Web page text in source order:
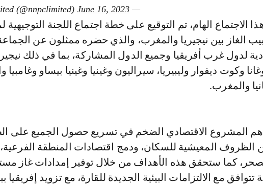
— NNPC Limited (@nnpclimited)
June 16, 2023
الاجتماع الهام، تم التوقيع على خطة اجتماع اللجنة
الغاز بين نيجيريا والمغرب، والذي حضره ممثلون عن
لدول غرب أفريقيا وجميع الدول المشاركة، بما في ذلك
وكوت ديفوار وليبيريا، سيراليون وغينيا وغينيا بيساو وغامبيا
والمغرب.
المشروع الاقتصادي الضخم في تسريع حصول الجميع على
الظروف المعيشية للسكان، ودمج اقتصادات المنطقة
كما ستحقق هذه الأهداف من خلال توفير إمدادات غاز
تتوافق مع الالتزامات البيئية الجديدة للقارة، مع تزويد إفريقيا